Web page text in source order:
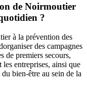
de Noirmoutier
?
à la prévention des
des campagnes
de premiers secours,
les entreprises, ainsi que
bien-être au sein de la